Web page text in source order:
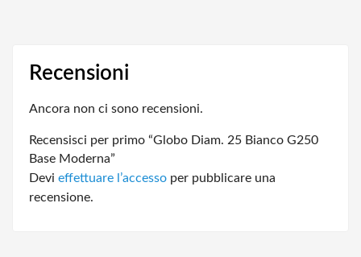
Recensioni
Ancora non ci sono recensioni.
Recensisci per primo “Globo Diam. 25 Bianco G250
Base Moderna”
Devi effettuare l’accesso per pubblicare una
recensione.